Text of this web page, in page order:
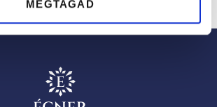
MEGTAGAD